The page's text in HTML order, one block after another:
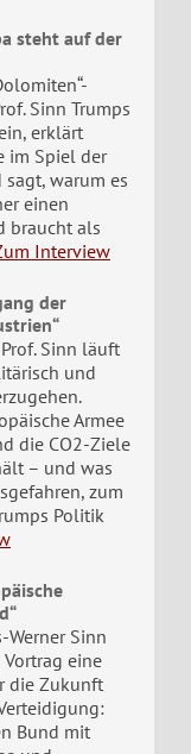
steht auf der
Sinn Trumps
erklärt
im Spiel der
warum es
einen
braucht als
Interview
der
Sinn läuft
und
Armee
die CO2-Ziele
– und was
zum
Politik
Werner Sinn
eine
die Zukunft
Bund mit